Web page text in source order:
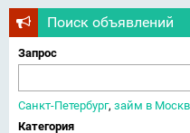
Поиск объявлений
Запрос
Санкт-Петербург, займ в
Категория